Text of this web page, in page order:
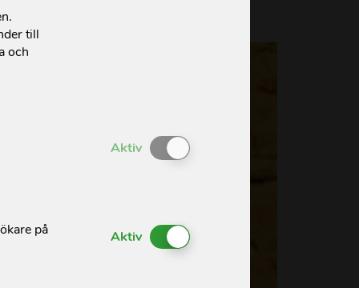
till
och
Enable or Disable Cookies
Aktiv
på Enable or Disable Cookies
Aktiv